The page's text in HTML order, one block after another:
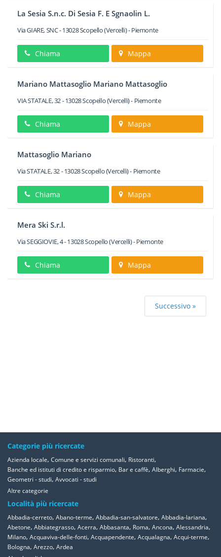
La Sesia S.n.c. Di Sesia F. E Sgnaolin L.
Via GIARE, SNC-13028Scopello(Vercelli) -Piemonte
Chiama Mappa
Mariano Mattasoglio Mariano Mattasoglio
VIA STATALE, 32-13028Scopello(Vercelli) - Piemonte
Chiama Mappa
Mattasoglio Mariano
Via STATALE, 32-13028Scopello(Vercelli) - Piemonte
Chiama Mappa
Mera Ski S.r.l.
Via SEGGIOVIE, 4-13028Scopello(Vercelli) -Piemonte
Chiama Mappa
Successivo »
Categorie più ricercate
Azienda locale, Comune e servizi comunali, Ristoranti,
Banche ed istituti di credito e risparmio, Bar e caffè, Alberghi, Farmacie,
Geometri - studi, Avvocati - studi
Altre categorie
Località più ricercate
Abbadia-cerreto, Abano-terme, Abbadia-san-salvatore, Abbadia-lariana,
Abetone, Abbiategrasso, Acerra, Abbasanta, Roma, Ancona, Alessandria,
Milano, Acquaviva-delle-fonti, Acquapendente, Acqualagna, Acqui-terme,
Bologna, Arezzo, Ardea